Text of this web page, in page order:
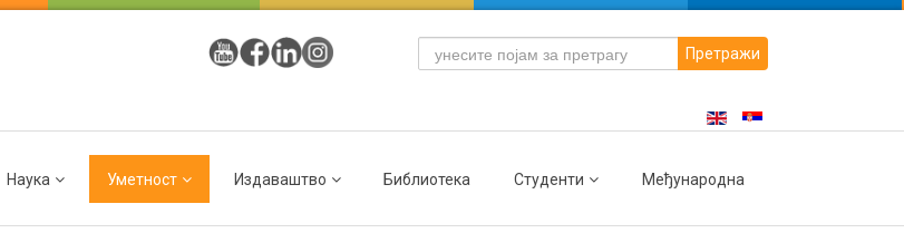
Претражи
Наука Уметност Издаваштво Библиотека Студенти Међународна